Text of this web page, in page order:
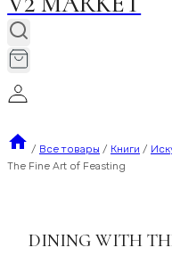
/ Все товары / Книги /
The Fine Art of Feasting
DINING WITH